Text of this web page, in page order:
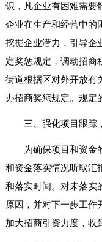
识，凡企业有困难需要
企业在生产和经营中的
挖掘企业潜力，引导企
定奖惩规定，调动招商
街道根据区对外开放有
办招商奖惩规定。规定
三、强化项目跟踪
为确保项目和资金
和资金落实情况听取汇
和落实时间。对未落实
原因，并对下一步工作
加大招商引资力度，收